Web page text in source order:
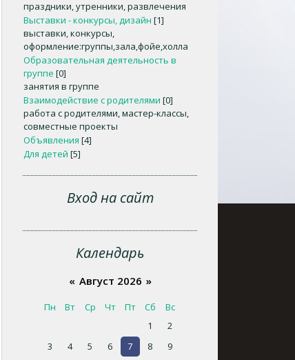
праздники, утренники, развлечения
Выставки - конкурсы, дизайн [1]
выставки, конкурсы,
оформление:группы,зала,фойе,холла
Образовательная деятельность в
группе [0]
занятия в группе
Взаимодействие с родителями [0]
работа с родителями, мастер-классы,
совместные проекты
Объявления [4]
Для детей [5]
Вход на сайт
Календарь
« Август 2026 »
Пн Вт Ср Чт Пт Сб
Вс
1
2
3
4 5 6 7 8
9